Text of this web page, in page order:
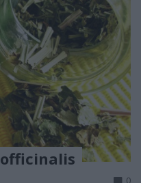
officinalis
0